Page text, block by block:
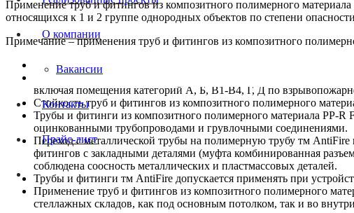
О компании
Вакансии
Контакты
Прайс-лист
Применение труб и фитингов из композитного полимерного
относящихся к 1 и 2 группе однородных объектов по степени
Примечание – применения труб и фитингов из композитного
СТО не распространяется на проектирование трубопроводных
Допускается применение труб и фитингов из композитного
включая помещения категорий А, Б, В1-В4, Г, Д по
Стойкость труб и фитингов из композитного полимерного
Трубы и фитинги из композитного полимерного материала PP-
оцинкованными трубопроводами и грувлочными соединениями.
Переход с металлической трубы на полимерную трубу тм
фитингов с закладными деталями (муфта комбинированная
соблюдена соосность металлических и пластмассовых деталей.
Трубы и фитинги тм AntiFire допускается применять при
Применение труб и фитингов из композитного полимерного
стеллажных складов, как под основным потолком, так и во